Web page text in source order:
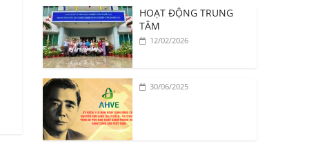
HOẠT ĐỘNG TRUNG
TÂM
12/02/2026
30/06/2025